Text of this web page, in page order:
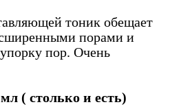
тоник обещает
порами и
пор. Очень
( столько и есть)